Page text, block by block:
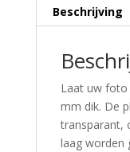
Beschrijving
Laat uw foto
mm dik. De
transparant,
laag worden